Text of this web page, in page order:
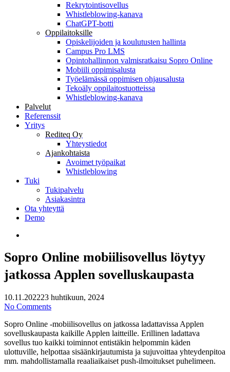
Rekrytointisovellus
Whistleblowing-kanava
ChatGPT-botti
Oppilaitoksille
Opiskelijoiden ja koulutusten hallinta
Campus Pro LMS
Opintohallinnon valmisratkaisu Sopro Online
Mobiili oppimisalusta
Työelämässä oppimisen ohjausalusta
Tekoäly oppilaitostuotteissa
Whistleblowing-kanava
Palvelut
Referenssit
Yritys
Rediteq Oy
Yhteystiedot
Ajankohtaista
Avoimet työpaikat
Whistleblowing
Tuki
Tukipalvelu
Asiakasintra
Ota yhteyttä
Demo
Sopro Online mobiilisovellus löytyy
jatkossa Applen sovelluskaupasta
10.11.202223 huhtikuun, 2024
No Comments
Sopro Online -mobiilisovellus on jatkossa ladattavissa Applen
sovelluskaupasta kaikille Applen laitteille. Erillinen ladattava
sovellus tuo kaikki toiminnot entistäkin helpommin käden
ulottuville, helpottaa sisäänkirjautumista ja sujuvoittaa yhteydenpitoa
mm. mahdollistamalla reaaliaikaiset push-ilmoitukset puhelimeen.